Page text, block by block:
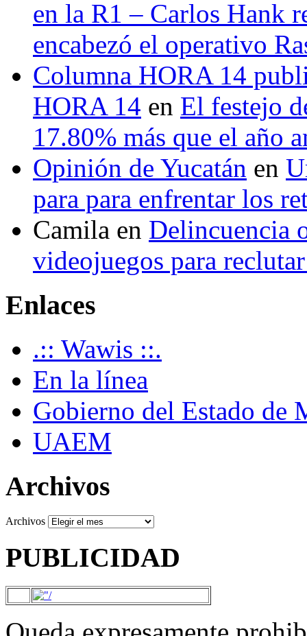
en la R1 – Carlos Hank
encabezó el operativo
Columna HORA 14
HORA 14 en El festejo
17.80% más que el año
Opinión de Yucatán en
para para enfrentar los
Camila en Delincuencia
videojuegos para
Enlaces
.:: Wawis ::.
En la línea
Gobierno del Estado de
UAEM
Archivos
Archivos
PUBLICIDAD